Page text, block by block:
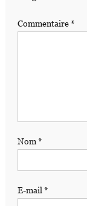
Commentaire*
Nom*
E-mail *